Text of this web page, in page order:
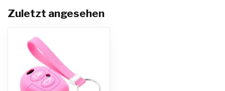
Zuletzt angesehen